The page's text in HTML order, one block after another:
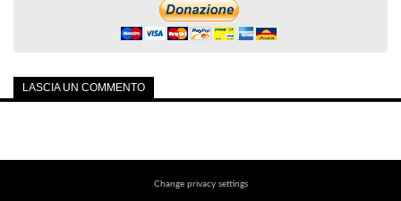
LASCIA UN COMMENTO
Change privacy settings